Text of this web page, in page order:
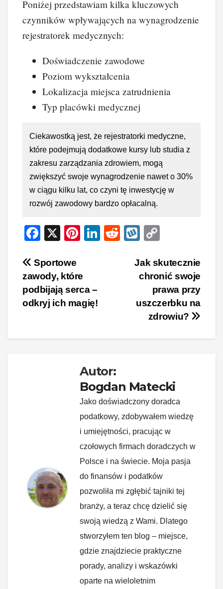
Poniżej przedstawiam kilka kluczowych
czynników wpływających na wynagrodzenie
rejestratorek medycznych:
Doświadczenie zawodowe
Poziom wykształcenia
Lokalizacja miejsca zatrudnienia
Typ placówki medycznej
Ciekawostką jest, że rejestratorki medyczne,
które podejmują dodatkowe kursy lub studia z
zakresu zarządzania zdrowiem, mogą
zwiększyć swoje wynagrodzenie nawet o 30%
w ciągu kilku lat, co czyni tę inwestycję w
rozwój zawodowy bardzo opłacalną.
F
c
e
b
o
k
X
Pi
e
st
Li
R
W
o
p
p
y
Li
n
Nawigacja
wpisu
Jak skutecznie
chronić swoje
prawa przy
uszczerbku na
zdrowiu?
Sportowe
zawody, które
podbijają serca –
odkryj ich magię!
Autor:
Bogdan Matecki
Jako doświadczony doradca
podatkowy, zdobywałem wiedzę
i umiejętności, pracując w
czołowych firmach doradczych w
Polsce i na świecie. Moja pasja
do finansów i podatków
pozwoliła mi zgłębić tajniki tej
branży, a teraz chcę dzielić się
swoją wiedzą z Wami. Dlatego
stworzyłem ten blog – miejsce,
gdzie znajdziecie praktyczne
porady, analizy i wskazówki
oparte na wieloletnim